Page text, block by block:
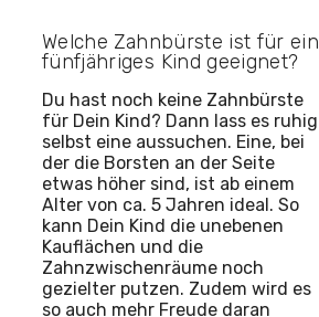
Welche Zahnbürste ist für ein
fünfjähriges Kind geeignet?
Du hast noch keine Zahnbürste
für Dein Kind? Dann lass es ruhig
selbst eine aussuchen. Eine, bei
der die Borsten an der Seite
etwas höher sind, ist ab einem
Alter von ca. 5 Jahren ideal. So
kann Dein Kind die unebenen
Kauflächen und die
Zahnzwischenräume noch
gezielter putzen. Zudem wird es
so auch mehr Freude daran